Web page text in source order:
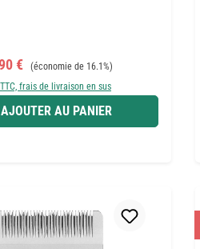
de vente :
€ Prix régulier :
(économie de 16.1%)
frais de livraison en sus
AJOUTER AU PANIER